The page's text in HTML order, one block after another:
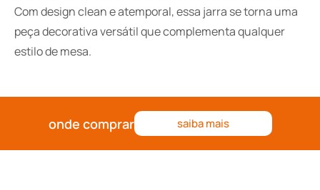
Com design clean e atemporal, essa jarra se torna uma
peça decorativa versátil que complementa qualquer
estilo de mesa.
onde comprar saiba mais